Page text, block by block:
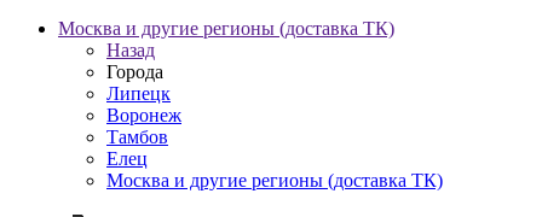
Москва и другие регионы (доставка ТК)
Назад
Города
Липецк
Воронеж
Тамбов
Елец
Москва и другие регионы (доставка ТК)